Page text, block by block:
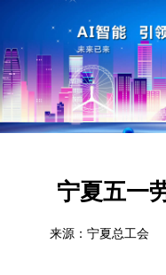
宁夏五一
来源：宁夏总工会